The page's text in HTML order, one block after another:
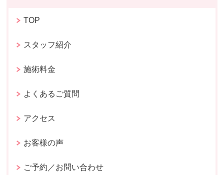
TOP
スタッフ紹介
施術料金
よくあるご質問
アクセス
お客様の声
ご予約／お問い合わせ